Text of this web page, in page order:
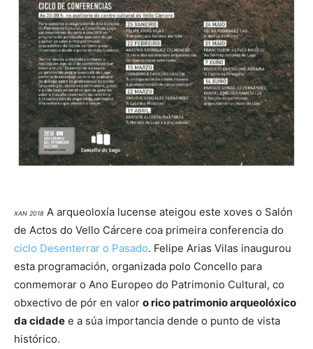
XAN 2018 A arqueoloxía lucense ateigou este xoves o Salón
de Actos do Vello Cárcere coa primeira conferencia do
ciclo Desenterrar o Pasado. Felipe Arias Vilas inaugurou
esta programación, organizada polo Concello para
conmemorar o Ano Europeo do Patrimonio Cultural, co
obxectivo de pór en valor o rico patrimonio arqueolóxico
da cidade e a súa importancia dende o punto de vista
histórico.